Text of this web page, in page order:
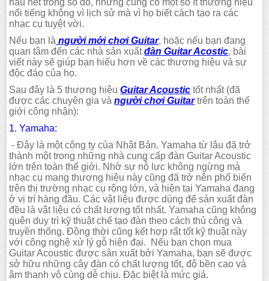
hầu hết trong số đó, nhưng cũng có một số ít thương hiệu
nổi tiếng không vì lịch sử mà vì họ biết cách tạo ra các
nhạc cụ tuyệt vời.
Nếu bạn là người mới chơi Guitar, hoặc nếu bạn đang
quan tâm đến các nhà sản xuấtđàn Guitar Acostic, bài
viết này sẽ giúp bạn hiểu hơn về các thương hiệu và sự
độc đáo của họ.
Sau đây là 5 thương hiệuGuitar Acoustic tốt nhất (đã
được các chuyên gia vàngười chơi Guitartrên toàn thế
giới công nhận):
1. Yamaha:
- Đây là một công ty của Nhật Bản. Yamaha từ lâu đã trở
thành một trong những nhà cung cấp đàn Guitar Acoustic
lớn trên toàn thế giới. Nhờ sự nỗ lực không ngừng mà
nhạc cụ mang thương hiệu này cũng đã trở nên phổ biến
trên thị trường nhạc cụ rộng lớn, và hiện tại Yamaha đang
ở vị trí hàng đầu. Các vật liệu được dùng để sản xuất đàn
đều là vật liệu có chất lượng tốt nhất. Yamaha cũng không
quên duy trì kỹ thuật chế tạo đàn theo cách thủ công và
truyền thống. Đồng thời cũng kết hợp rất tốt kỹ thuật này
với công nghệ xử lý gỗ hiện đại. Nếu bạn chọn mua
Guitar Acoustic được sản xuất bởi Yamaha, bạn sẽ được
sở hữu những cây đàn có chất lượng tốt, độ bền cao và
âm thanh vô cùng dễ chịu. Đặc biệt là mức giá.